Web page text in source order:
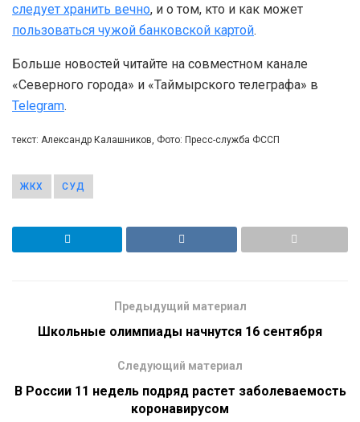
следует хранить вечно, и о том, кто и как может
пользоваться чужой банковской картой.
Больше новостей читайте на совместном канале
«Северного города» и «Таймырского телеграфа» в
Telegram.
текст: Александр Калашников, Фото: Пресс-служба ФССП
ЖКХ СУД
Предыдущий материал
Школьные олимпиады начнутся 16 сентября
Следующий материал
В России 11 недель подряд растет заболеваемость
коронавирусом